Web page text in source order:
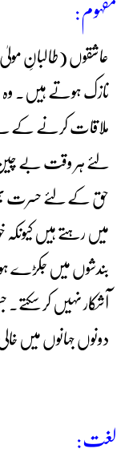
مفہوم:
عاشقوں (طالبانِ
نازک ہوتے ہیں۔
ملاقات کرنے کے
لئے ہر وقت بے
حق کے لئے حسرت
میں رہتے ہیں کیونکہ
بندشوں میں جکڑے
آشکار نہیں کر
دونوں جہانوں میں خالی
لغت: